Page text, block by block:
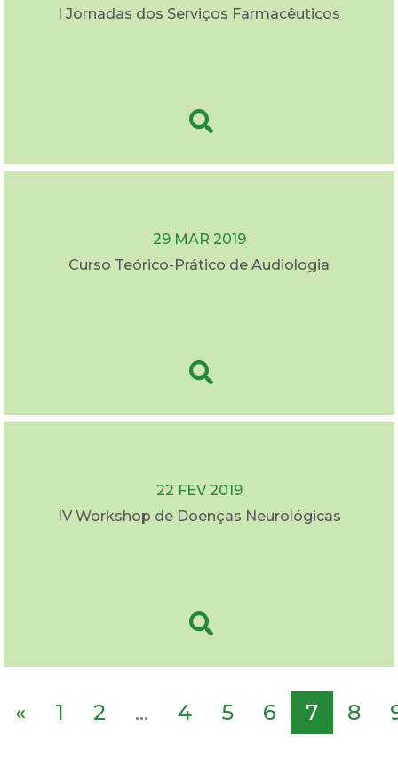
I Jornadas dos Serviços Farmacêuticos
29 MAR 2019
Curso Teórico-Prático de Audiologia
22 FEV 2019
IV Workshop de Doenças Neurológicas
« 1 2 ... 4 5 6 7 8